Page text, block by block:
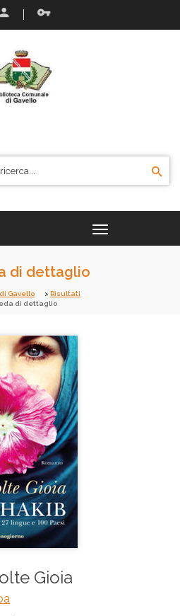
di dettaglio
Gavello
Risultati
di dettaglio
Gioia